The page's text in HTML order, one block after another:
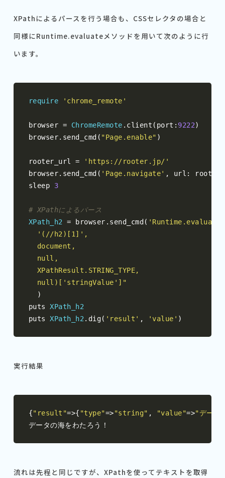
XPathによるパースを行う場合も、CSSセレクタの場合と
同様にRuntime.evaluateメソッドを用いて次のように行
います。
require 'chrome_remote'
browser = ChromeRemote . client ( port : 9222)
browser. send_cmd ( "Page.enable" )
rooter_url =
'https://rooter.jp/'
browser. send_cmd ( 'Page.navigate' , url :
sleep 3
# XPathによるパース
XPath_h2 = browser . send_cmd ( 'Runtime.evaluate'
  '(//h2)[1]',
  document,
  null,
  XPathResult.STRING_TYPE,
  null)['stringValue']"
)
puts XPath_h2
puts XPath_h2. dig( 'result' , 'value' )
実行結果
{"result"=>{ "type"=>"string" , "value"=>"データ
データの海をわたろう！
流れは先程と同じですが、XPathを使ってテキストを取得